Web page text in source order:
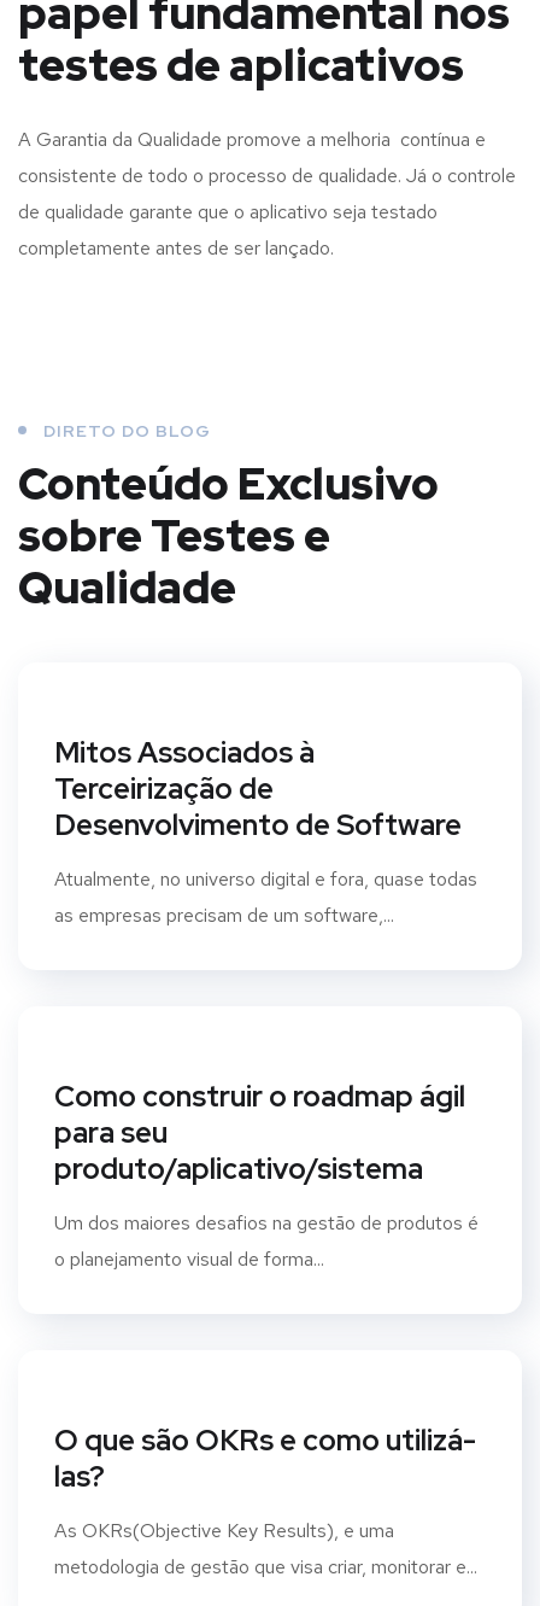
papel fundamental nos
testes de aplicativos
A Garantia da Qualidade promove a melhoria contínua e
consistente de todo o processo de qualidade. Já o controle
de qualidade garante que o aplicativo seja testado
completamente antes de ser lançado.
DIRETO DO BLOG
Conteúdo Exclusivo
sobre Testes e
Qualidade
Mitos Associados à
Terceirização de
Desenvolvimento de Software
Atualmente, no universo digital e fora, quase todas
as empresas precisam de um software,...
Como construir o roadmap ágil
para seu
produto/aplicativo/sistema
Um dos maiores desafios na gestão de produtos é
o planejamento visual de forma...
O que são OKRs e como utilizá-
las?
As OKRs(Objective Key Results), e uma
metodologia de gestão que visa criar, monitorar e...